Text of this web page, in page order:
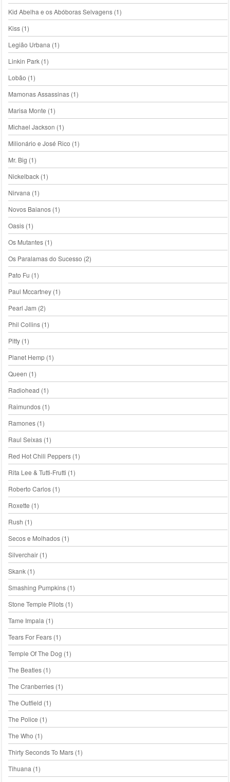
Kid Abelha e os Abóboras Selvagens(1)
Kiss(1)
Legião Urbana (1)
Linkin Park(1)
Lobão (1)
Mamonas Assassinas(1)
Marisa Monte (1)
Michael Jackson (1)
Milionário e José Rico (1)
Mr. Big (1)
Nickelback(1)
Nirvana (1)
Novos Baianos(1)
Oasis(1)
Os Mutantes(1)
Os Paralamas do Sucesso (2)
Pato Fu (1)
Paul Mccartney(1)
Pearl Jam (2)
Phil Collins(1)
Pitty(1)
Planet Hemp(1)
Queen (1)
Radiohead (1)
Raimundos(1)
Ramones(1)
Raul Seixas(1)
Red Hot Chili Peppers(1)
Rita Lee & Tutti-Frutti (1)
Roberto Carlos(1)
Roxette (1)
Rush (1)
Secos e Molhados(1)
Silverchair(1)
Skank(1)
Smashing Pumpkins(1)
Stone Temple Pilots(1)
Tame Impala (1)
Tears For Fears(1)
Temple Of The Dog (1)
The Beatles(1)
The Cranberries(1)
The Outfield (1)
The Police (1)
The Who (1)
Thirty Seconds To Mars(1)
Tihuana (1)